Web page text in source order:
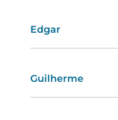
Edgar
Guilherme
Clarisse
Telma